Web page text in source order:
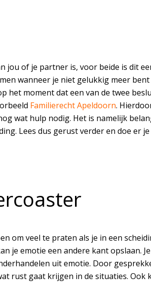
jou of je partner is, voor beide is dit
wanneer je niet gelukkig meer
het moment dat een van de twee
Familierecht Apeldoorn.
wat hulp nodig. Het is namelijk
Lees dus gerust verder en doe er
om veel te praten als je in een
je emotie een andere kant opslaan.
uit emotie. Door
rust gaat krijgen in de situaties.